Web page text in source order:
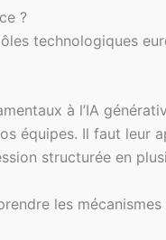
?
technologiques
à l’IA
équipes. Il faut leur
structurée en
les